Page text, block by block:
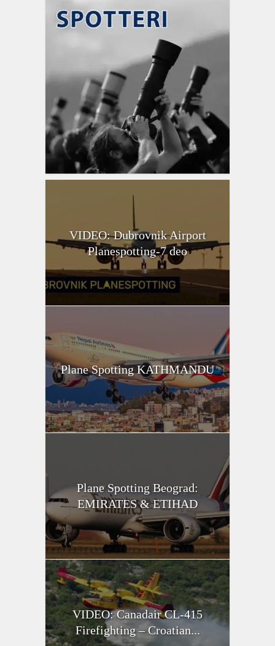
VIDEO: Dubrovnik Airport
Planespotting-7 deo
Plane Spotting KATHMANDU
Plane Spotting Beograd:
EMIRATES & ETIHAD
VIDEO: Canadair CL-415
Firefighting – Croatian...